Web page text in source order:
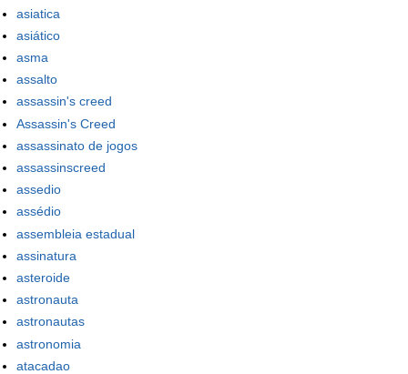
asiatica
asiático
asma
assalto
assassin's creed
Assassin's Creed
assassinato de jogos
assassinscreed
assedio
assédio
assembleia estadual
assinatura
asteroide
astronauta
astronautas
astronomia
atacadao